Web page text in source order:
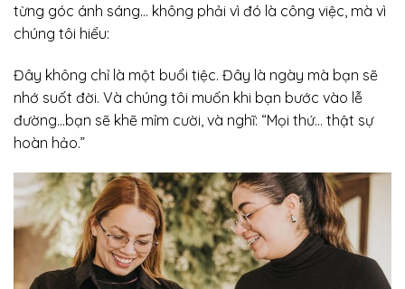
từng góc ánh sáng… không phải vì đó là công việc, mà vì
chúng tôi hiểu:
Đây không chỉ là một buổi tiệc. Đây là ngày mà bạn sẽ
nhớ suốt đời. Và chúng tôi muốn khi bạn bước vào lễ
đường…bạn sẽ khẽ mỉm cười, và nghĩ: “Mọi thứ… thật sự
hoàn hảo.”